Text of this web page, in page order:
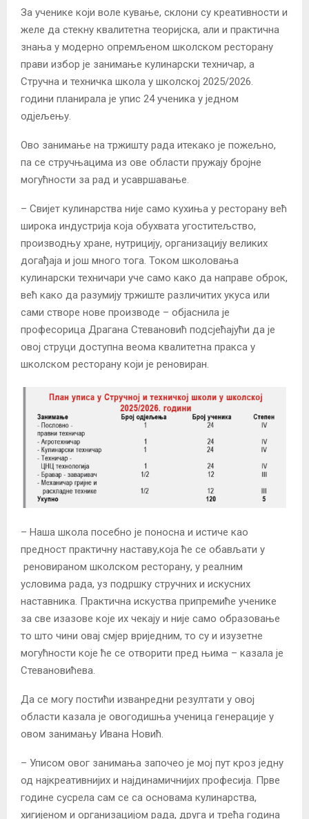
За ученике који воле кување, склони су креативности и
желе да стекну квалитетна теоријска, али и практична
знања у модерно опремљеном школском ресторану
прави избор је занимање кулинарски техничар, а
Стручна и техничка школа у школској 2025/2026.
години планирала је упис 24 ученика у једном
одјељењу.
Ово занимање на тржишту рада итекако је пожељно,
па се стручњацима из ове области пружају бројне
могућности за рад и усавршавање.
– Свијет кулинарства није само кухиња у ресторану већ
широка индустрија која обухвата угоститељство,
производњу хране, нутрицију, организацију великих
догађаја и још много тога. Током школовања
кулинарски техничари уче само како да направе оброк,
већ како да разумију тржиште различитих укуса или
сами створе нове производе – објаснила је
професорица Драгана Стевановић подсјећајући да је
овој струци доступна веома квалитетна пракса у
школском ресторану који је реновиран.
– Наша школа посебно је поносна и истиче као
предност практичну наставу,која ће се обављати у
реновираном школском ресторану, у реалним
условима рада, уз подршку стручних и искусних
наставника. Практична искуства припремиће ученике
за све изазове које их чекају и није само образовање
то што чини овај смјер вриједним, то су и изузетне
могућности које ће се отворити пред њима – казала је
Стевановићева.
Да се могу постићи изванредни резултати у овој
области казала је овогодишња ученица генерације у
овом занимању Ивана Новић.
– Уписом овог занимања започео је мој пут кроз једну
од најкреативнијих и најдинамичнијих професија. Прве
године сусрела сам се са основама кулинарства,
хигијеном и организацијом рада, друга и трећа година